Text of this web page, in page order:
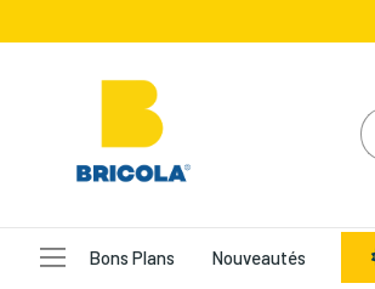
Bons Plans Nouveautés